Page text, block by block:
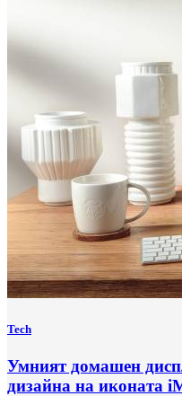
Tech
Умният домашен
дизайна на иконата